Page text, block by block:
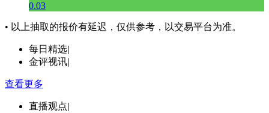
0.03
• 以上抽取的报价有延迟，仅供参考，以交易平台为准。
每日精选|
金评视讯|
查看更多
直播观点|